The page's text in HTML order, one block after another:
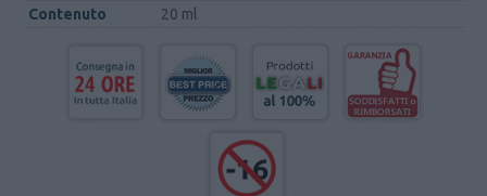
Contenuto
20 ml